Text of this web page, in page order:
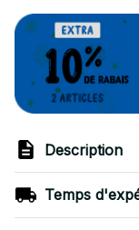
Description
Temps